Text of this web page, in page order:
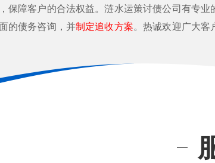
保障客户的合法权益。涟水运策讨债公司有专业
的债务咨询，并制定追收方案。热诚欢迎广大客